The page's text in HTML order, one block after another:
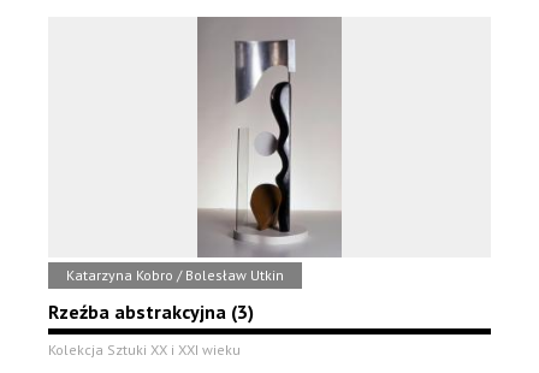
Katarzyna Kobro / Bolesław Utkin
Rzeźba abstrakcyjna (3)
Kolekcja Sztuki XX i XXI wieku